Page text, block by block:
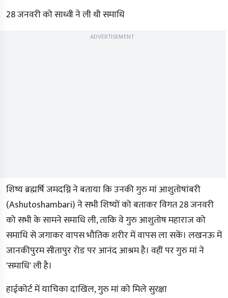
28 जनवरी को साध्वी ने ली थी समाधि
ADVERTISEMENT
शिष्य ब्रह्मर्षि जमदग्नि ने बताया कि उनकी गुरु मां आशुतोषांबरी
(Ashutoshambari) ने सभी शिष्यों को बताकर विगत 28 जनवरी
को सभी के सामने समाधि ली, ताकि वे गुरु आशुतोष महाराज को
समाधि से जगाकर वापस भौतिक शरीर में वापस ला सकें। लखनऊ में
जानकीपुरम सीतापुर रोड पर आनंद आश्रम है। वहीं पर गुरु मां ने
'समाधि' ली है।
हाईकोर्ट में याचिका दाखिल, गुरु मां को मिले सुरक्षा